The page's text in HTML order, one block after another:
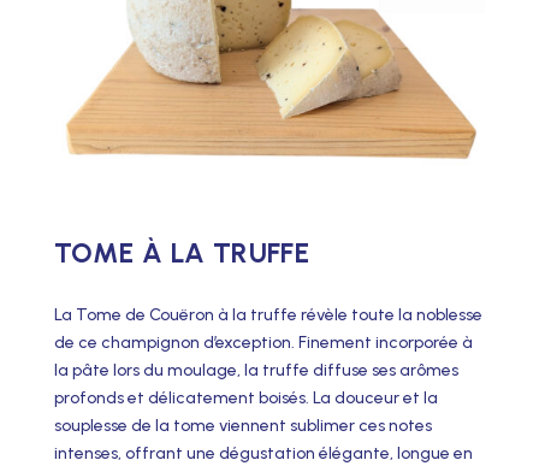
TOME À LA TRUFFE
La Tome de Couëron à la truffe révèle toute la noblesse
de ce champignon d’exception. Finement incorporée à
la pâte lors du moulage, la truffe diffuse ses arômes
profonds et délicatement boisés. La douceur et la
souplesse de la tome viennent sublimer ces notes
intenses, offrant une dégustation élégante, longue en